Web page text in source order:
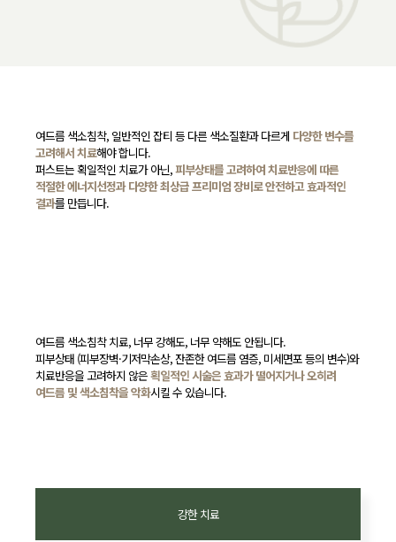
여드름 색소침착, 일반적인 잡티 등 다른 색소질환과 다르게 다양한 변수를
고려해서 치료해야 합니다.
퍼스트는 획일적인 치료가 아닌,피부상태를 고려하여 치료반응에 따른
적절한 에너지선정과 다양한 최상급 프리미엄 장비로 안전하고 효과적인
결과를 만듭니다.
여드름 색소침착 치료, 너무 강해도, 너무 약해도 안됩니다.
피부상태 (피부장벽·기저막손상, 잔존한 여드름 염증, 미세면포 등의 변수)와
치료반응을 고려하지 않은획일적인 시술은 효과가 떨어지거나 오히려
여드름 및 색소침착을 악화시킬 수 있습니다.
강한 치료